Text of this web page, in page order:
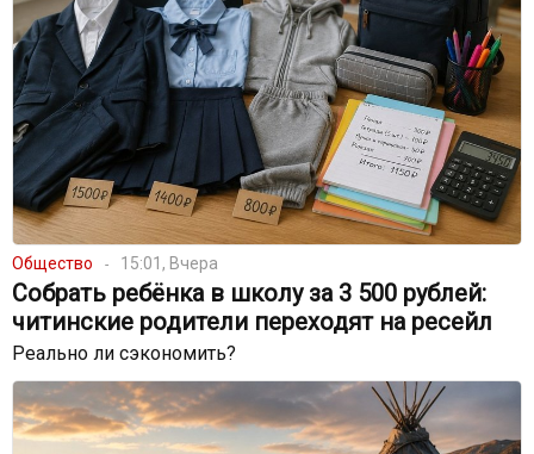
Общество 15:01, Вчера
Собрать ребёнка в школу за 3 500 рублей:
читинские родители переходят на ресейл
Реально ли сэкономить?